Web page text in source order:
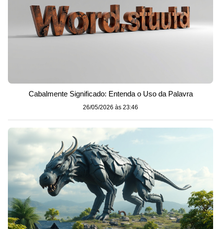
Cabalmente Significado: Entenda o Uso da Palavra
26/05/2026 às 23:46